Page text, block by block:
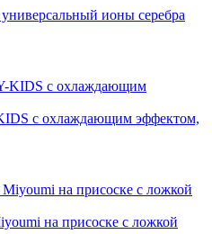
ионы серебра
с охлаждающим эффектом,
на присоске с ложкой